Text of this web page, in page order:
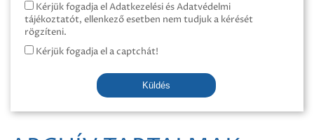
Kérjük fogadja el Adatkezelési és Adatvédelmi
tájékoztatót, ellenkező esetben nem tudjuk a kérését
rögzíteni.
Kérjük fogadja el a captchát!
Küldés